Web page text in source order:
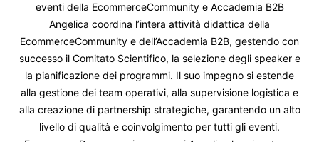
eventi della EcommerceCommunity e Accademia B2B
Angelica coordina l’intera attività didattica della
EcommerceCommunity e dell’Accademia B2B, gestendo con
successo il Comitato Scientifico, la selezione degli speaker e
la pianificazione dei programmi. Il suo impegno si estende
alla gestione dei team operativi, alla supervisione logistica e
alla creazione di partnership strategiche, garantendo un alto
livello di qualità e coinvolgimento per tutti gli eventi.